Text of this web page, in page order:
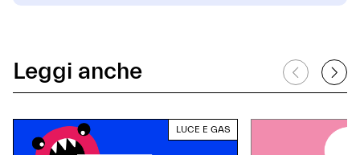
Leggi anche
LUCE E GAS